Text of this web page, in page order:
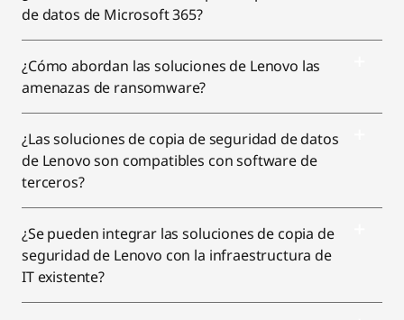
d
o
w
t
o
F
a
c
d
o
w
t
o
w
i
o
w
t
o
n
s
o
w
t
o
o
u
o
w
t
o
i
n
de datos de Microsoft 365?
¿Cómo abordan las soluciones de Lenovo las
amenazas de ransomware?
¿Las soluciones de copia de seguridad de datos
de Lenovo son compatibles con software de
terceros?
¿Se pueden integrar las soluciones de copia de
seguridad de Lenovo con la infraestructura de
IT existente?